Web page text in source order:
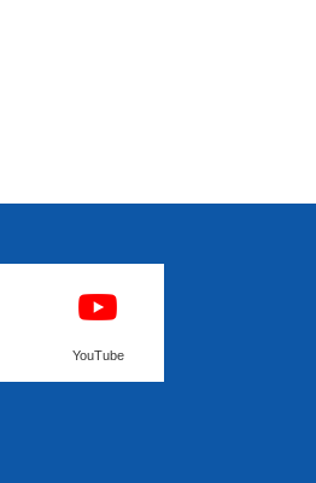
YouTube